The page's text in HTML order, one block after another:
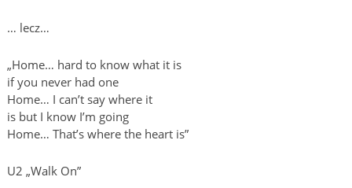
… lecz…
„Home… hard to know what it is
if you never had one
Home… I can’t say where it
is but I know I’m going
Home… That’s where the heart is”
U2 „Walk On”